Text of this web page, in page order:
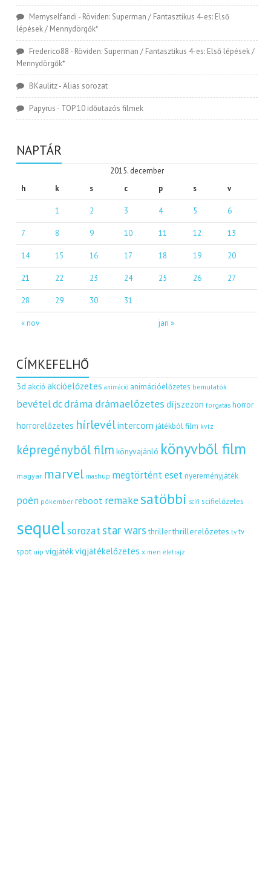
Memyselfandi - Röviden: Superman / Fantasztikus 4-es: Első
lépések / Mennydörgők*
Frederico88 - Röviden: Superman / Fantasztikus 4-es: Első lépések /
Mennydörgők*
BKaulitz-Alias sorozat
Papyrus - TOP 10 időutazós filmek
NAPTÁR
2015. december
h
k s c p s v
« nov jan »
1 2 3 4 5 6
7 8 9 10 11 12 13
14 15 16 17 18 19 20
21 22 23 24 25 26 27
28 29 30 31
CÍMKEFELHŐ
3d akció akcióelőzetes animáció animációelőzetes bemutatók
bevételdcdráma drámaelőzetes díjszezon forgatás horror
horrorelőzetes hírlevélintercom játékból film kvíz
képregényből film könyvajánló könyvből film
magyar marvel mashup megtörtént eset nyereményjáték
poén pókember reboot remakesatöbbi scifi scifielőzetes
sequelsorozat star wars thriller thrillerelőzetes tv tv
spot uip vígjátékvígjátékelőzetes x men életrajz